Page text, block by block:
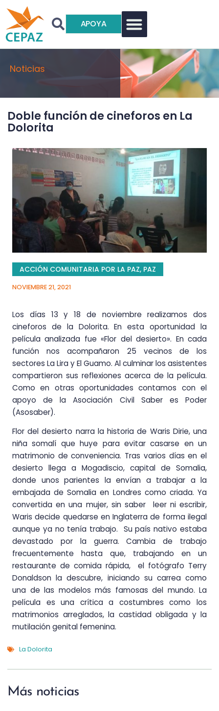
APOYA
Noticias
Doble función de cineforos en La
Dolorita
ACCIÓN COMUNITARIA POR LA PAZ, PAZ
NOVIEMBRE 21, 2021
Los días 13 y 18 de noviembre realizamos dos
cineforos de la Dolorita. En esta oportunidad la
película analizada fue «Flor del desierto». En cada
función nos acompañaron 25 vecinos de los
sectores La Lira y El Guamo. Al culminar los asistentes
compartieron sus reflexiones acerca de la película.
Como en otras oportunidades contamos con el
apoyo de la Asociación Civil Saber es Poder
(Asosaber).
Flor del desierto narra la historia de Waris Dirie, una
niña somalí que huye para evitar casarse en un
matrimonio de conveniencia. Tras varios días en el
desierto llega a Mogadiscio, capital de Somalia,
donde unos parientes la envían a trabajar a la
embajada de Somalia en Londres como criada. Ya
convertida en una mujer, sin saber leer ni escribir,
Waris decide quedarse en Inglaterra de forma ilegal
aunque ya no tenía trabajo. Su país nativo estaba
devastado por la guerra. Cambia de trabajo
frecuentemente hasta que, trabajando en un
restaurante de comida rápida, el fotógrafo Terry
Donaldson la descubre, iniciando su carrea como
una de las modelos más famosas del mundo. La
película es una crítica a costumbres como los
matrimonios arreglados, la castidad obligada y la
mutilación genital femenina.
La Dolorita
Más noticias